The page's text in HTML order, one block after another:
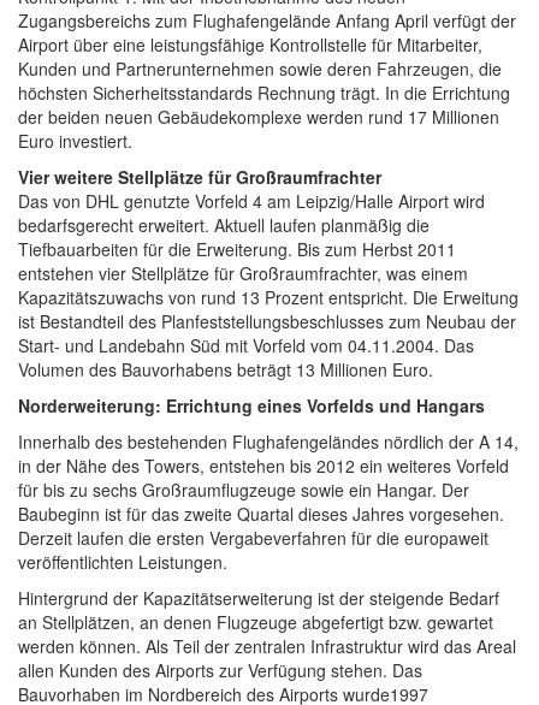
Zugangsbereichs zum Flughafengelände Anfang April verfügt der
Airport über eine leistungsfähige Kontrollstelle für Mitarbeiter,
Kunden und Partnerunternehmen sowie deren Fahrzeugen, die
höchsten Sicherheitsstandards Rechnung trägt. In die Errichtung
der beiden neuen Gebäudekomplexe werden rund 17 Millionen
Euro investiert.
Vier weitere Stellplätze für Großraumfrachter
Das von DHL genutzte Vorfeld 4 am Leipzig/Halle Airport wird
bedarfsgerecht erweitert. Aktuell laufen planmäßig die
Tiefbauarbeiten für die Erweiterung. Bis zum Herbst 2011
entstehen vier Stellplätze für Großraumfrachter, was einem
Kapazitätszuwachs von rund 13 Prozent entspricht. Die Erweitung
ist Bestandteil des Planfeststellungsbeschlusses zum Neubau der
Start- und Landebahn Süd mit Vorfeld vom 04.11.2004. Das
Volumen des Bauvorhabens beträgt 13 Millionen Euro.
Norderweiterung: Errichtung eines Vorfelds und Hangars
Innerhalb des bestehenden Flughafengeländes nördlich der A 14,
in der Nähe des Towers, entstehen bis 2012 ein weiteres Vorfeld
für bis zu sechs Großraumflugzeuge sowie ein Hangar. Der
Baubeginn ist für das zweite Quartal dieses Jahres vorgesehen.
Derzeit laufen die ersten Vergabeverfahren für die europaweit
veröffentlichten Leistungen.
Hintergrund der Kapazitätserweiterung ist der steigende Bedarf
an Stellplätzen, an denen Flugzeuge abgefertigt bzw. gewartet
werden können. Als Teil der zentralen Infrastruktur wird das Areal
allen Kunden des Airports zur Verfügung stehen. Das
Bauvorhaben im Nordbereich des Airports wurde1997